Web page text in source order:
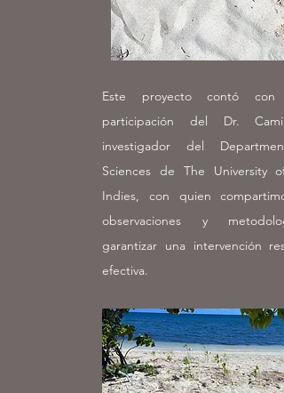
Este proyecto contó con
participación del Dr.
investigador del
Sciences de The University
Indies, con quien
observaciones y
garantizar una intervención
efectiva.